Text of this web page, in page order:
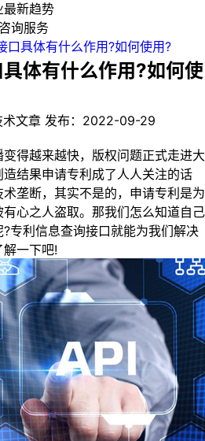
最新趋势
询服务
口具体有什么作用?如何使用?
体有什么作用?如何使
术文章 发布： 2022-09-29
得越来越快，版权问题正式走进大
结果申请专利成了人人关注的话
垄断，其实不是的，申请专利是为
心之人盗取。那我们怎么知道自己
专利信息查询接口就能为我们解决
一下吧!